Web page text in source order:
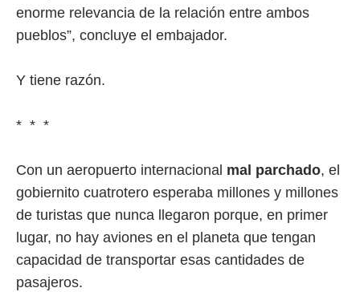
enorme relevancia de la relación entre ambos
pueblos”, concluye el embajador.
Y tiene razón.
* * *
Con un aeropuerto internacional mal parchado, el
gobiernito cuatrotero esperaba millones y millones
de turistas que nunca llegaron porque, en primer
lugar, no hay aviones en el planeta que tengan
capacidad de transportar esas cantidades de
pasajeros.